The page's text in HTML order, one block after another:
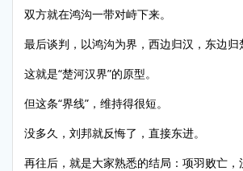
双方就在鸿沟一带对峙下来。
最后谈判，以鸿沟为界，西边归汉，东边归
这就是“楚河汉界”的原型。
但这条“界线”，维持得很短。
没多久，刘邦就反悔了，直接东进。
再往后，就是大家熟悉的结局：项羽败亡，